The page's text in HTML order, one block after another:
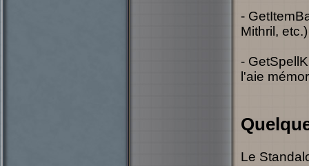
-
Mithril,
-
l'aie
Le